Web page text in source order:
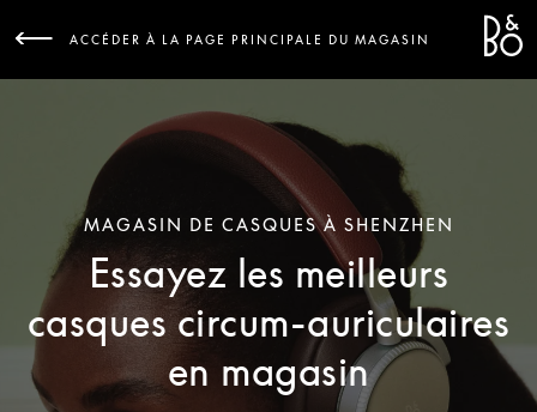
ACCÉDER À LA PAGE PRINCIPALE DU MAGASIN
MAGASIN DE CASQUES À SHENZHEN
Essayez les meilleurs
casques circum-auriculaires
en magasin